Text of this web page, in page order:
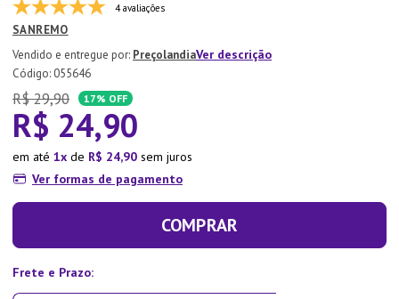
4 avaliações
SANREMO
PreçolandiaVer descrição
: 055646
R$ 29,90 17% OFF
R$ 24,90
em até 1 de R$ 24,90 sem juros
Ver formas de pagamento
COMPRAR